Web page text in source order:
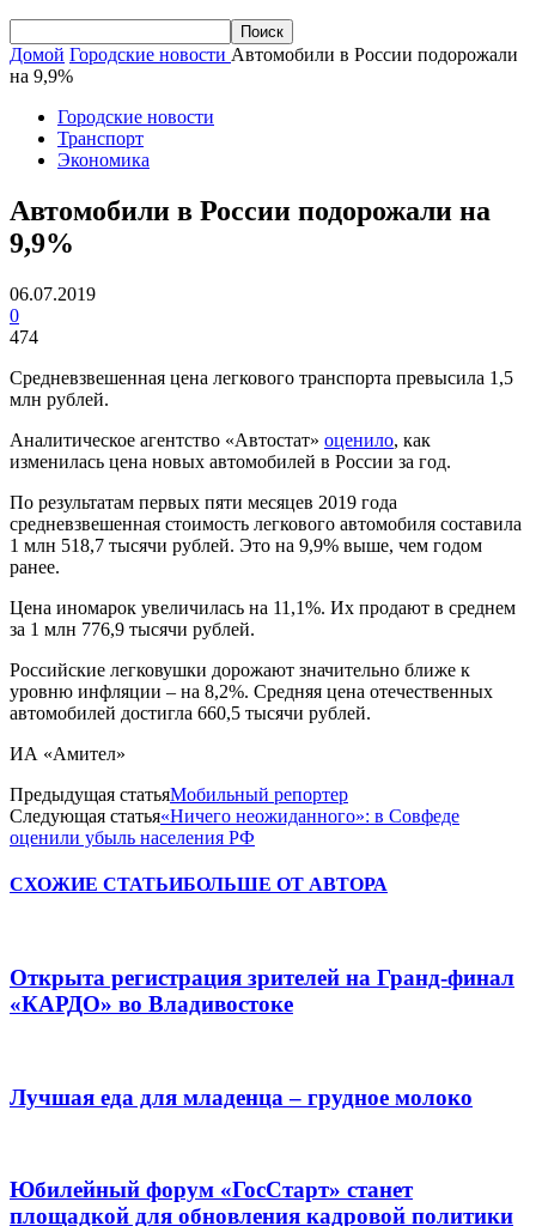
Домой Городские новости Автомобили в России подорожали
на 9,9%
Городские новости
Транспорт
Экономика
Автомобили в России подорожали на
9,9%
06.07.2019
0
474
Средневзвешенная цена легкового транспорта превысила 1,5
млн рублей.
Аналитическое агентство «Автостат» оценило, как
изменилась цена новых автомобилей в России за год.
По результатам первых пяти месяцев 2019 года
средневзвешенная стоимость легкового автомобиля составила
1 млн 518,7 тысячи рублей. Это на 9,9% выше, чем годом
ранее.
Цена иномарок увеличилась на 11,1%. Их продают в среднем
за 1 млн 776,9 тысячи рублей.
Российские легковушки дорожают значительно ближе к
уровню инфляции – на 8,2%. Средняя цена отечественных
автомобилей достигла 660,5 тысячи рублей.
ИА «Амител»
Предыдущая статьяМобильный репортер
Следующая статья«Ничего неожиданного»: в Совфеде
оценили убыль населения РФ
СХОЖИЕ СТАТЬИБОЛЬШЕ ОТ АВТОРА
Открыта регистрация зрителей на Гранд-финал
«КАРДО» во Владивостоке
Лучшая еда для младенца – грудное молоко
Юбилейный форум «ГосСтарт» станет
площадкой для обновления кадровой политики